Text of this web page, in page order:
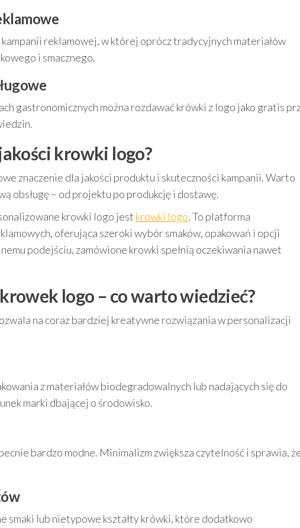
reklamowej, w której oprócz tradycyjnych materiałów
i smacznego.
gastronomicznych można rozdawać krówki z logo jako gratis
krowki logo?
znaczenie dla jakości produktu i skuteczności kampanii. Warto
obsługę – od projektu po produkcję i dostawę.
krowki logo jest krowki logo. To platforma
oferująca szeroki wybór smaków, opakowań i opcji
podejściu, zamówione krowki spełnią oczekiwania nawet
logo – co warto wiedzieć?
na coraz bardziej kreatywne rozwiązania w personalizacji
z materiałów biodegradowalnych lub nadających się do
marki dbającej o środowisko.
bardzo modne. Minimalizm zwiększa czytelność i sprawia,
smaki lub nietypowe kształty krówki, które dodatkowo